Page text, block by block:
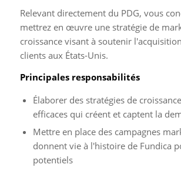
Relevant directement du PDG, vous
mettrez en œuvre une stratégie de
croissance visant à soutenir
clients aux États-Unis.
Principales responsabilités
Élaborer des stratégies de
efficaces qui créent et captent la
Mettre en place des campagnes
donnent vie à l'histoire de Fundica
potentiels